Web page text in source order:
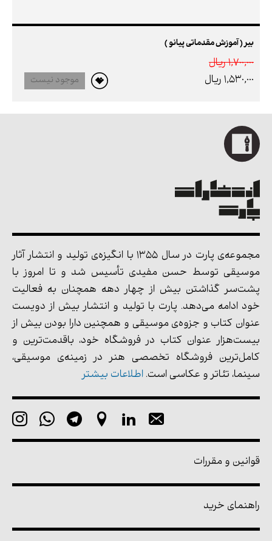
بیر ( آموزش مقدماتی پیانو )
1,700,000 ريال
1,530,000 ريال
موجود نیست
مجموعه‌ی پارت در سال 1355 با انگیزه‌ی تولید و انتشار آثار
موسیقی توسط حسن مفیدی تأسیس شد و تا امروز با
پشت‌سر گذاشتن بیش از چهار دهه همچنان به فعالیت
خود ادامه می‌دهد. پارت با تولید و انتشار بیش از دویست
عنوان کتاب و جزوه‌ی موسیقی و همچنین دارا بودن بیش از
بیست‌هزار عنوان کتاب در فروشگاه خود، باقدمت‌ترین و
کامل‌ترین فروشگاه تخصصی هنر در زمینه‌ی موسیقی،
سینما، تئاتر و عکاسی است. اطلاعات بیشتر
قوانین و مقررات
راهنمای خرید